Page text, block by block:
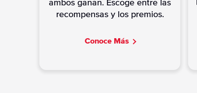
ambos ganan. Escoge entre las
recompensas y los premios.
Conoce Más